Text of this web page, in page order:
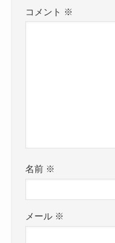
コメント ※
名前 ※
メール ※